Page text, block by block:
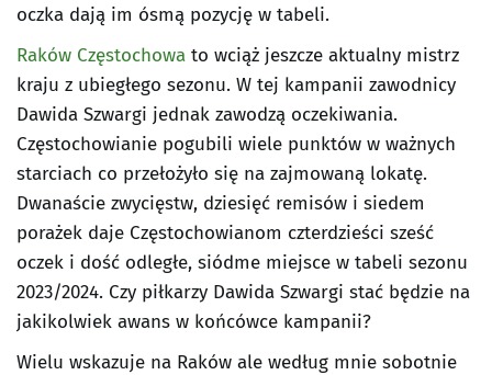
oczka dają im ósmą pozycję w tabeli.
Raków Częstochowa to wciąż jeszcze aktualny mistrz
kraju z ubiegłego sezonu. W tej kampanii zawodnicy
Dawida Szwargi jednak zawodzą oczekiwania.
Częstochowianie pogubili wiele punktów w ważnych
starciach co przełożyło się na zajmowaną lokatę.
Dwanaście zwycięstw, dziesięć remisów i siedem
porażek daje Częstochowianom czterdzieści sześć
oczek i dość odległe, siódme miejsce w tabeli sezonu
2023/2024. Czy piłkarzy Dawida Szwargi stać będzie na
jakikolwiek awans w końcówce kampanii?
Wielu wskazuje na Raków ale według mnie sobotnie